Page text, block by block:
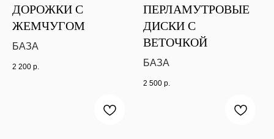
ДОРОЖКИ С
ЖЕМЧУГОМ
БАЗА
2 200 р.
ПЕРЛАМУТРОВЫЕ
ДИСКИ С
ВЕТОЧКОЙ
БАЗА
2 500 р.